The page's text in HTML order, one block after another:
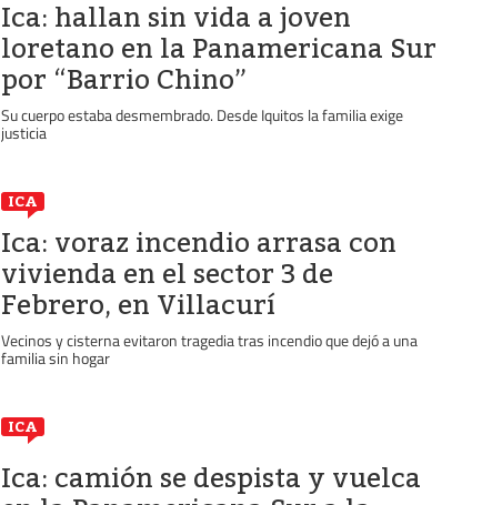
Ica: hallan sin vida a joven
loretano en la Panamericana Sur
por “Barrio Chino”
Su cuerpo estaba desmembrado. Desde Iquitos la familia exige
justicia
ICA
Ica: voraz incendio arrasa con
vivienda en el sector 3 de
Febrero, en Villacurí
Vecinos y cisterna evitaron tragedia tras incendio que dejó a una
familia sin hogar
ICA
Ica: camión se despista y vuelca